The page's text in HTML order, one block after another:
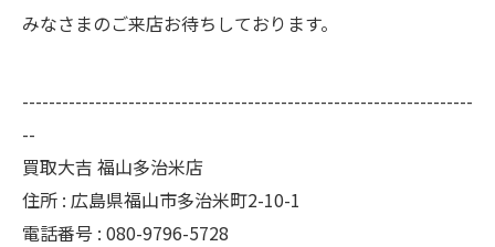
みなさまのご来店お待ちしております。
--------------------------------------------------------------------
--
買取大吉 福山多治米店
住所 : 広島県福山市多治米町2-10-1
電話番号 : 080-9796-5728